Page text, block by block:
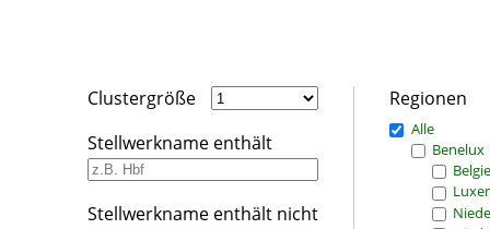
Clustergröße
Stellwerkname enthält
Stellwerkname enthält nicht
Regionen
Alle
Benelux